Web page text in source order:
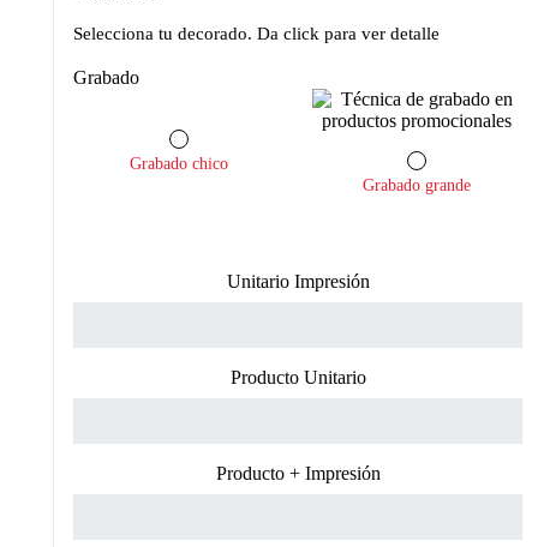
Selecciona tu decorado. Da click para ver detalle
Grabado
Grabado chico
Grabado grande
Unitario Impresión
Producto Unitario
Producto + Impresión